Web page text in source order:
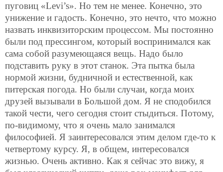
пуговиц «Levi’s». Но тем не менее. Конечно, это
унижение и гадость. Конечно, это нечто, что можно
назвать инквизиторским процессом. Мы постоянно
были под прессингом, который воспринимался как
сама собой разумеющаяся вещь. Надо было
подставить руку в этот станок. Эта пытка была
нормой жизни, будничной и естественной, как
питерская погода. Но были случаи, когда моих
друзей вызывали в Большой дом. Я не сподобился
такой чести, чего сегодня стоит стыдиться. Потому,
по-видимому, что я очень мало занимался
философией. Я заинтересовался этим делом где-то к
четвертому курсу. Я, в общем, интересовался
жизнью. Очень активно. Как я сейчас это вижу, я